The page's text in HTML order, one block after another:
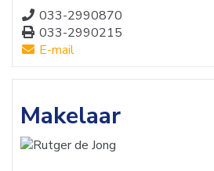
033-2990870
033-2990215
E-mail
Makelaar